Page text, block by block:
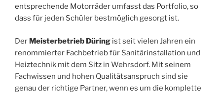
entsprechende Motorräder umfasst das Portfolio, so
dass für jeden Schüler bestmöglich gesorgt ist.
Der Meisterbetrieb Düring ist seit vielen Jahren ein
renommierter Fachbetrieb für Sanitärinstallation und
Heiztechnik mit dem Sitz in Wehrsdorf. Mit seinem
Fachwissen und hohen Qualitätsanspruch sind sie
genau der richtige Partner, wenn es um die komplette